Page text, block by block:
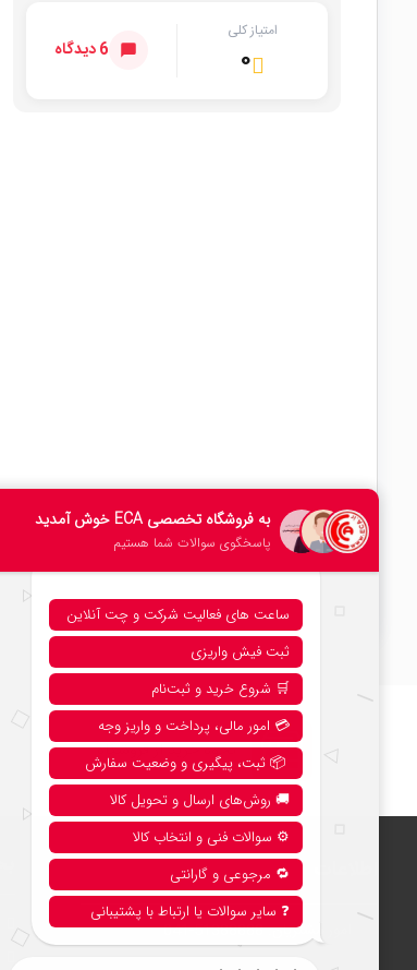
امتیاز کلی
۰ 6 دیدگاه
نحوه خرید از فروشگاه
امور مشتریان:041-51388888